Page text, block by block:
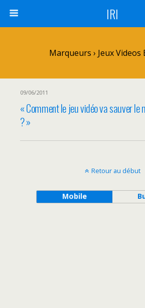
IRI
Marqueurs › Jeux Videos
09/06/2011
« Comment le jeu vidéo va sauver le
? »
Retour au début
Mobile